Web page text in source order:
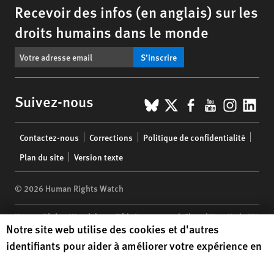
Recevoir des infos (en anglais) sur les
droits humains dans le monde
S’inscrire
Suivez-nous BlueSky
X Facebook
YouTube
menu
Contactez-nous Corrections
Politique de confidentialité
Plan du site
Version texte
© 2026 Human Rights Watch
Human Rights Watch| 350 Fifth Avenue, 34th Floor | New York,NY
10118-3299USA |t1.212.290.4700
Human Rights Watchis a 501(C)(3) nonprofit registered in the US
Human Rights Watch cookie preferences
Notre site web utilise des cookies et d'autres
identifiants pour aider à améliorer votre expérience en